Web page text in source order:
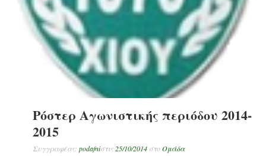
Ρόστερ Αγωνιστικής περιόδου 2014-
2015
Συγγραφέας: podafniστις25/10/2014 στοΟμάδα